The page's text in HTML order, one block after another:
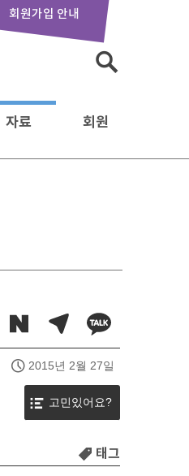
회원가입 안내
자료 회원
2015년 2월 27일
고민있어요?
태그